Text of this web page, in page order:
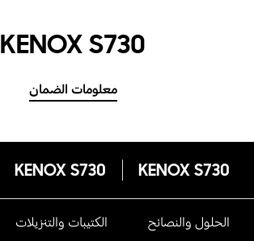
KENOX S730
معلومات الضمان
KENOX S730
KENOX S730
الحلول والنصائح الكتيبات والتنزيلات